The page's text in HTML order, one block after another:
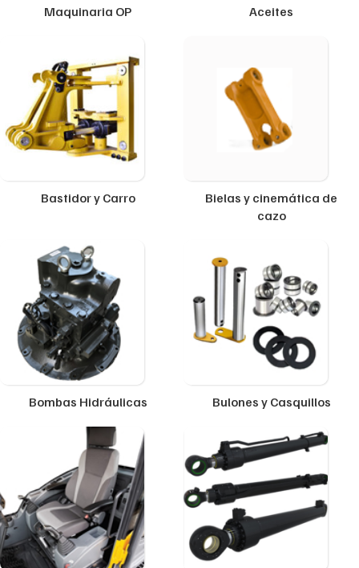
Maquinaria OP Aceites
Bastidor y Carro
Bielas y cinemática de
cazo
Bombas Hidráulicas Bulones y Casquillos